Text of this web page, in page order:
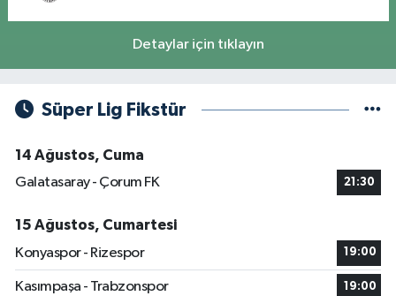
Detaylar için tıklayın
Süper Lig Fikstür
14 Ağustos, Cuma
Galatasaray - Çorum FK
21:30
15 Ağustos, Cumartesi
Konyaspor - Rizespor
19:00
Kasımpaşa - Trabzonspor 19:00